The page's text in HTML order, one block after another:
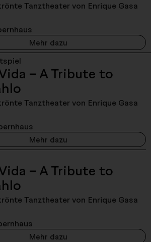
Tanztheater von Enrique Gasa
Mehr dazu Viva La Vida – A
– A Tribute to
Tanztheater von Enrique Gasa
Mehr dazu Viva La Vida – A
– A Tribute to
Tanztheater von Enrique Gasa
Mehr dazu Viva La Vida – A